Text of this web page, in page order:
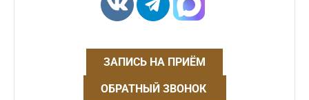
ЗАПИСЬ НА ПРИЁМ
ОБРАТНЫЙ ЗВОНОК